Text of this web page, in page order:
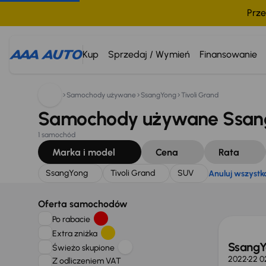
Kup Sprzedaj / Wymień Finansowanie
Szukam: Anuluj
Samochody używane SsangYong Tivoli Grand
Samochody używane
1 samochód
Marka i model Cena Rata
SsangYong Tivoli Grand SUV Anuluj
Oferta samochodów
Po rabacie
Extra zniżka
Świeżo skupione
Z odliczeniem VAT
202222